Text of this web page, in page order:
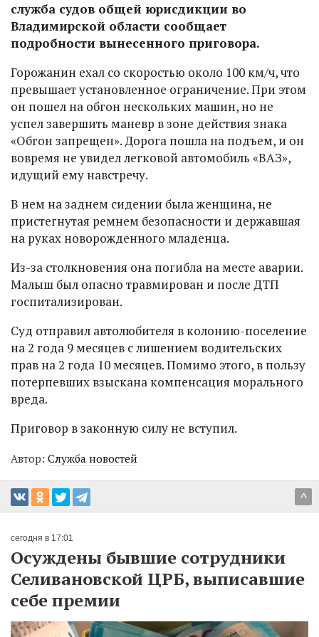
служба судов общей юрисдикции во
Владимирской области сообщает
подробности вынесенного приговора.
Горожанин ехал со скоростью около 100 км/ч, что
превышает установленное ограничение. При этом
он пошел на обгон нескольких машин, но не
успел завершить маневр в зоне действия знака
«Обгон запрещен». Дорога пошла на подъем, и он
вовремя не увидел легковой автомобиль «ВАЗ»,
идущий ему навстречу.
В нем на заднем сидении была женщина, не
пристегнутая ремнем безопасности и державшая
на руках новорожденного младенца.
Из-за столкновения она погибла на месте аварии.
Малыш был опасно травмирован и после ДТП
госпитализирован.
Суд отправил автолюбителя в колонию-поселение
на 2 года 9 месяцев с лишением водительских
прав на 2 года 10 месяцев. Помимо этого, в пользу
потерпевших взыскана компенсация морального
вреда.
Приговор в законную силу не вступил.
Автор: Служба новостей
^
сегодня в 17:01
Осуждены бывшие сотрудники
Селивановской ЦРБ, выписавшие
себе премии